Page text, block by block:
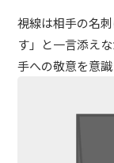
視線は相手の名
す」と一言添え
手への敬意を意